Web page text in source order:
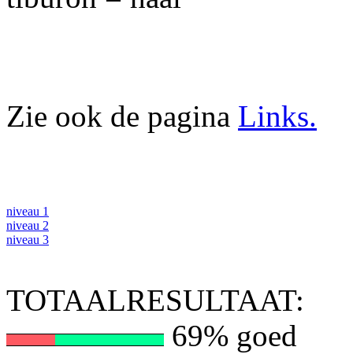
Zie ook de pagina Links.
niveau 1
niveau 2
niveau 3
TOTAALRESULTAAT:
69% goed